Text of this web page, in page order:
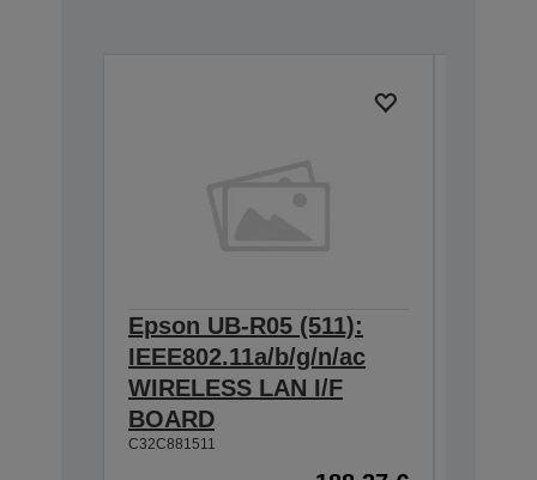
Epson UB-R05 (511):
IEEE802.11a/b/g/n/ac
WIRELESS LAN I/F
BOARD
C32C881511